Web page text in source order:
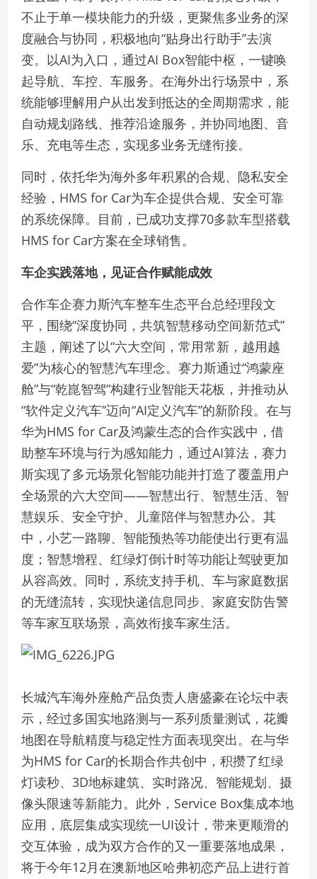
不止于单一模块能力的升级，更聚焦多业务的深
度融合与协同，积极地向“贴身出行助手”去演
变。以AI为入口，通过AI Box智能中枢，一键唤
起导航、车控、车服务。在海外出行场景中，系
统能够理解用户从出发到抵达的全周期需求，能
自动规划路线、推荐沿途服务，并协同地图、音
乐、充电等生态，实现多业务无缝衔接。
同时，依托华为海外多年积累的合规、隐私安全
经验，HMS for Car为车企提供合规、安全可靠
的系统保障。目前，已成功支撑70多款车型搭载
HMS for Car方案在全球销售。
车企实践落地，见证合作赋能成效
合作车企赛力斯汽车整车生态平台总经理段文
平，围绕“深度协同，共筑智慧移动空间新范式”
主题，阐述了以“六大空间，常用常新，越用越
爱”为核心的智慧汽车理念。赛力斯通过“鸿蒙座
舱”与“乾崑智驾”构建行业智能天花板，并推动从
“软件定义汽车”迈向“AI定义汽车”的新阶段。在与
华为HMS for Car及鸿蒙生态的合作实践中，借
助整车环境与行为感知能力，通过AI算法，赛力
斯实现了多元场景化智能功能并打造了覆盖用户
全场景的六大空间——智慧出行、智慧生活、智
慧娱乐、安全守护、儿童陪伴与智慧办公。其
中，小艺一路聊、智能预热等功能使出行更有温
度；智慧增程、红绿灯倒计时等功能让驾驶更加
从容高效。同时，系统支持手机、车与家庭数据
的无缝流转，实现快递信息同步、家庭安防告警
等车家互联场景，高效衔接车家生活。
长城汽车海外座舱产品负责人唐盛豪在论坛中表
示，经过多国实地路测与一系列质量测试，花瓣
地图在导航精度与稳定性方面表现突出。在与华
为HMS for Car的长期合作共创中，积攒了红绿
灯读秒、3D地标建筑、实时路况、智能规划、摄
像头限速等新能力。此外，Service Box集成本地
应用，底层集成实现统一UI设计，带来更顺滑的
交互体验，成为双方合作的又一重要落地成果，
将于今年12月在澳新地区哈弗初恋产品上进行首